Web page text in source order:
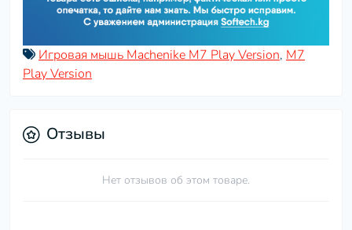
Игровая мышь Machenike M7 Play Version, M7
Play Version
Отзывы
Нет отзывов об этом товаре.